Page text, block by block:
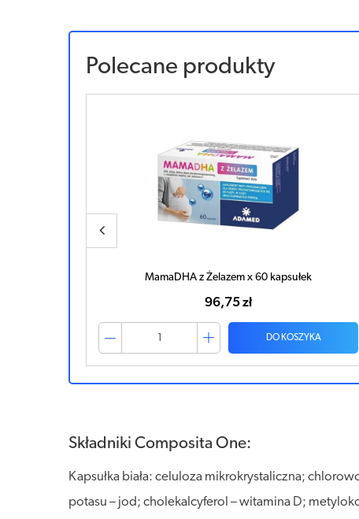
Polecane produkty
Composita Mama DHA 30 kapsułek + 60 kapsułek
69,58 zł
DO KOSZYKA
Składniki Composita One:
Kapsułka biała: celuloza mikrokrystaliczna;
potasu – jod; cholekalcyferol – witamina D;